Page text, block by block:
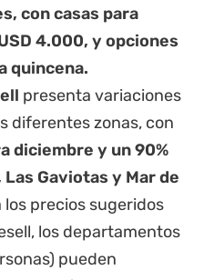
con casas para
4.000, y opciones
quincena.
presenta variaciones
diferentes zonas, con
diciembre y un 90%
Gaviotas y Mar de
los precios sugeridos
los departamentos
pueden